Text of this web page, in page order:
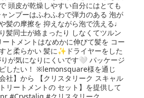
頭皮が乾燥しやすい自分にはとても
ンプーはふわふわで弾力のある 泡が
髪の摩擦を 抑えながら泡で洗える♩
髪同士が絡まったり しなくてツルン
トメントはなめかに伸びて髪を コー
と柔らかい 髪に✨ドライヤーをした
が気になりにくいです🤍 パッケージ
したい！ ※lemonsquare様を通じ
社】から 【クリスタリーク スキャル
リートメントの セット】を提供して